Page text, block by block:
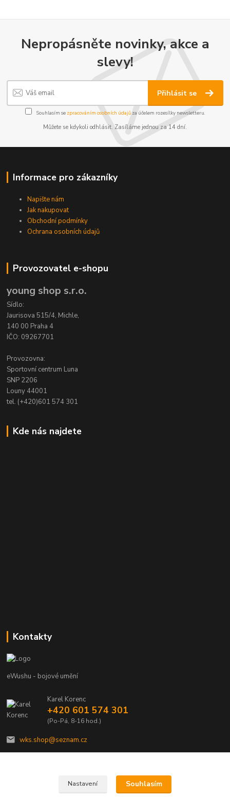
Nepropásněte novinky, akce a
slevy!
Přihlásit se
Souhlasím se zpracováním osobních údajůza účelem rozesílky newsletteru.
Můžete se kdykoli odhlásit. Zasíláme jednou za 14 dní.
Informace pro zákazníky
Napište nám
Jak nakupovat
Obchodní podmínky
Ochrana osobních údajů
Provozovatel e-shopu
young shop s.r.o.
Sídlo:
Jaurisova 515/4, Michle,
140 00 Praha 4
IČO: 09267701
Provozovna:
Sportovní centrum Luna
SNP 2206
Louny 44001
tel. (+420)601 574 301
Kde nás najdete
Kontakty
eWushu - bojové umění
Karel Korenc
+420 601 574 301
(Po-Pá, 8-16 hod.)
wks.shop@seznam.cz
Nastavení Souhlasím